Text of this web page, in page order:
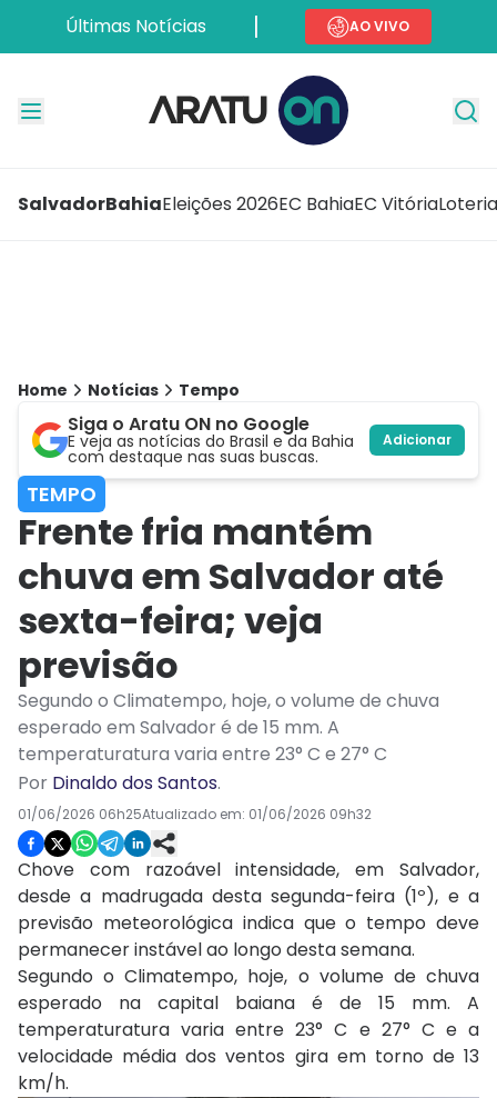
Últimas Notícias AO VIVO
SalvadorBahiaEleições 2026EC BahiaEC Vitória
Home Notícias Tempo
Siga o Aratu ON no Google
E veja as notícias do Brasil e da Bahia
com destaque nas suas buscas.
Adicionar
TEMPO
Frente fria mantém
chuva em Salvador até
sexta-feira; veja
previsão
Segundo o Climatempo, hoje, o volume de chuva
esperado em Salvador é de 15 mm. A
temperaturatura varia entre 23° C e 27° C
Por Dinaldo dos Santos.
01/06/2026 06h25Atualizado em: 01/06/2026 09h32
Chove com razoável intensidade, em Salvador,
desde a madrugada desta segunda-feira (1º), e a
previsão meteorológica indica que o tempo deve
permanecer instável ao longo desta semana.
Segundo o Climatempo, hoje, o volume de chuva
esperado na capital baiana é de 15 mm. A
temperaturatura varia entre 23° C e 27° C e a
velocidade média dos ventos gira em torno de 13
km/h.